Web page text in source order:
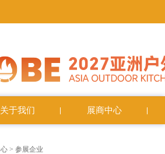
关于我们 展商中心
> 参展企业